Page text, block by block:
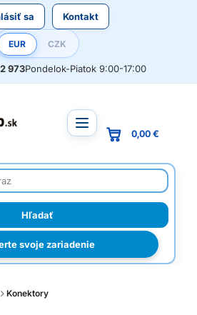
sa Kontakt
EUR CZK
973Pondelok-Piatok 9:00-17:00
svoje zariadenie
0,00 €
Konektory